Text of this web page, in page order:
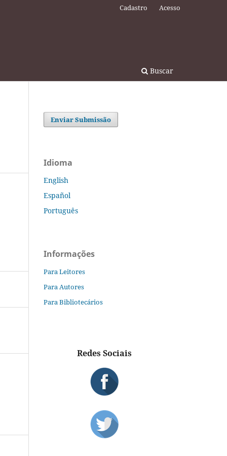
Buscar
Cadastro Acesso
Enviar Submissão
Idioma
English
Español
Português
Informações
Para Leitores
Para Autores
Para Bibliotecários
Redes Sociais